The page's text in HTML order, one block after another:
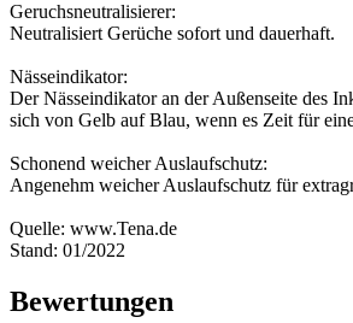
Geruchsneutralisierer:
Neutralisiert Gerüche sofort und dauerhaft.
Nässeindikator:
Der Nässeindikator an der Außenseite des
sich von Gelb auf Blau, wenn es Zeit für
Schonend weicher Auslaufschutz:
Angenehm weicher Auslaufschutz für
Quelle: www.Tena.de
Stand: 01/2022
Bewertungen